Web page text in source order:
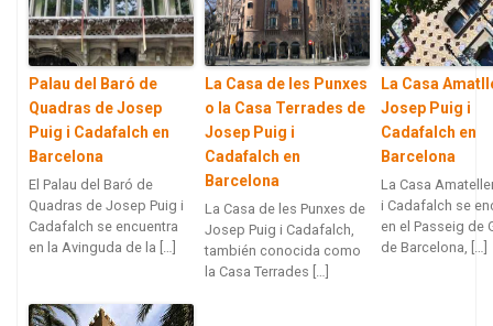
Palau del Baró de
Quadras de Josep
Puig i Cadafalch en
Barcelona
El Palau del Baró de
Quadras de Josep Puig i
Cadafalch se encuentra
en la Avinguda de la […]
La Casa de les Punxes
o la Casa Terrades de
Josep Puig i
Cadafalch en
Barcelona
La Casa de les Punxes de
Josep Puig i Cadafalch,
también conocida como
la Casa Terrades […]
La Casa
Josep Puig i
Cadafalch en
Barcelona
La Casa
i Cadafalch se
en el Passeig de
de Barcelona, […]